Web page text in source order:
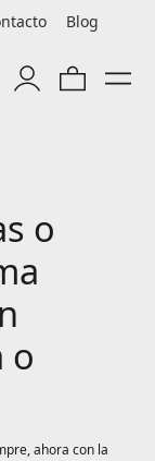
Blog
o
o
ahora con la